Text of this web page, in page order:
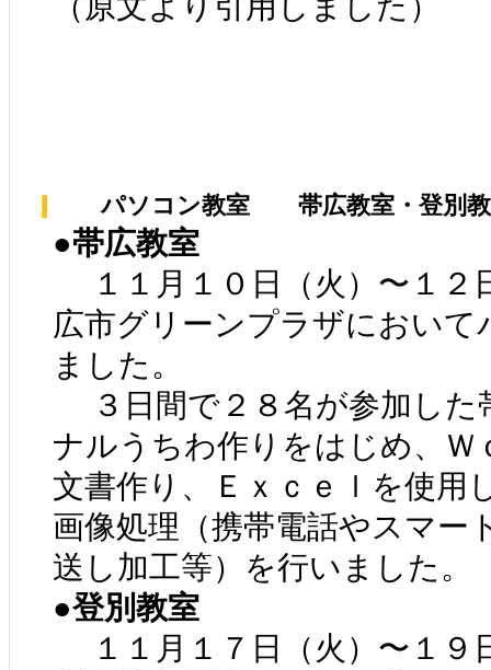
パソコン教室 帯広教室・登別教
●帯広教室
１１月１０日（火）〜１２
広市グリーンプラザにおい
ました。
３日間で２８名が参加した
ナルうちわ作りをはじめ、Ｗ
文書作り、Ｅｘｃｅｌを使用
画像処理（携帯電話やスマー
送し加工等）を行いました。
●登別教室
１１月１７日（火）〜１９